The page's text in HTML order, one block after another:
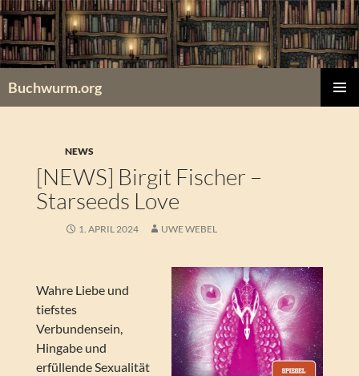
Zum
Inhalt
springen
Buchwurm.org
NEWS
[NEWS] Birgit Fischer –
Starseeds Love
1. APRIL 2024 UWE WEBEL
Wahre Liebe und
tiefstes
Verbundensein,
Hingabe und
erfüllende Sexualität